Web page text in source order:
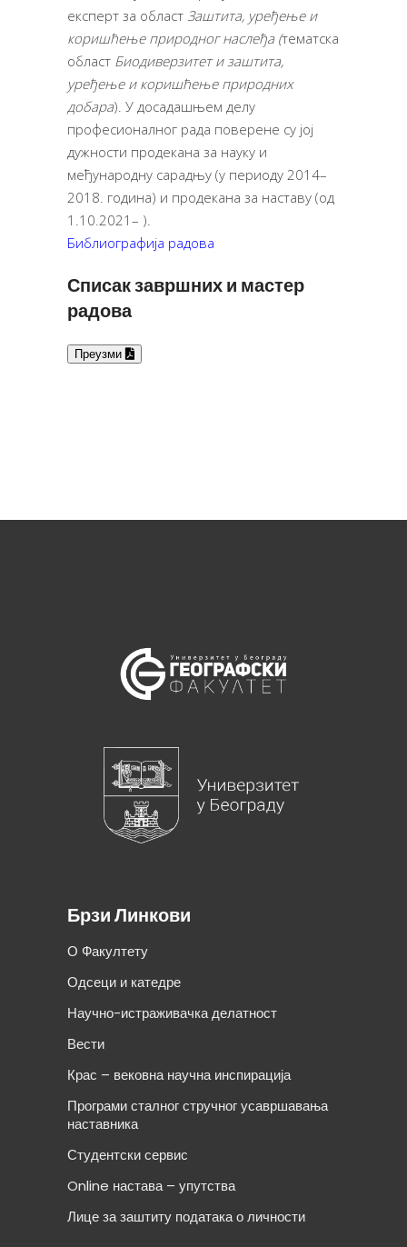
експерт за област Заштита, уређење и
коришћење природног наслеђа (тематска
област Биодиверзитет и заштита,
уређење и коришћење природних
добара). У досадашњем делу
професионалног рада поверене су јој
дужности продекана за науку и
међународну сарадњу (у периоду 2014–
2018. година) и продекана за наставу (од
1.10.2021– ).
Библиографија радова
Списак завршних и мастер
радова
Преузми
Брзи Линкови
О Факултету
Одсеци и катедре
Научно-истраживачка делатност
Вести
Крас – вековна научна инспирација
Програми сталног стручног усавршавања
наставника
Студентски сервис
Online настава – упутства
Лице за заштиту података о личности